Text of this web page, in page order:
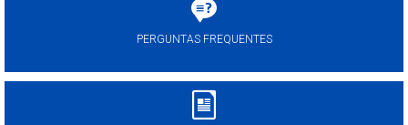
PERGUNTAS FREQUENTES